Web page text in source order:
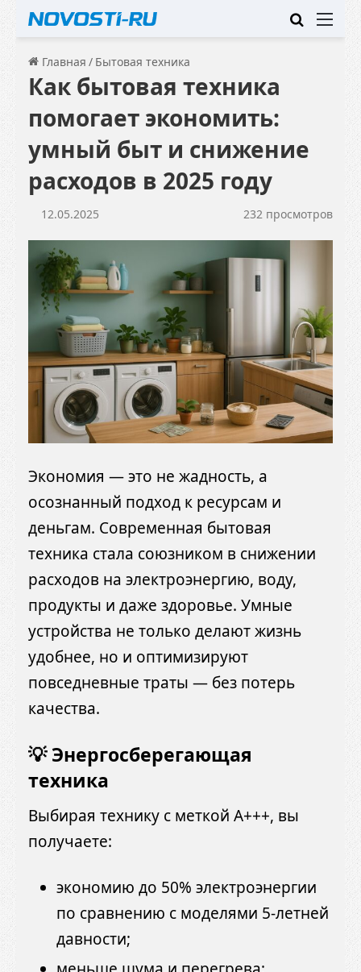
Искать
Главная / Бытовая техника
Как бытовая техника
помогает экономить:
умный быт и снижение
расходов в 2025 году
12.05.2025 232 просмотров
Экономия — это не жадность, а
осознанный подход к ресурсам и
деньгам. Современная бытовая
техника стала союзником в снижении
расходов на электроэнергию, воду,
продукты и даже здоровье. Умные
устройства не только делают жизнь
удобнее, но и оптимизируют
повседневные траты — без потерь
качества.
💡 Энергосберегающая
техника
Выбирая технику с меткой A+++, вы
получаете:
экономию до 50% электроэнергии
по сравнению с моделями 5-летней
давности;